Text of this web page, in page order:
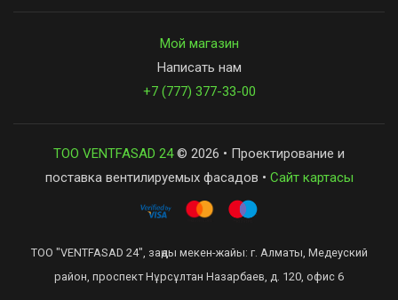
Мой магазин
Написать нам
+7 (777) 377-33-00
ТОО VENTFASAD 24© 2026 • Проектирование и
поставка вентилируемых фасадов • Сайт картасы
ТОО "VENTFASAD 24", заңды мекен-жайы: г. Алматы, Медеуский
район, проспект Нұрсұлтан Назарбаев, д. 120, офис 6